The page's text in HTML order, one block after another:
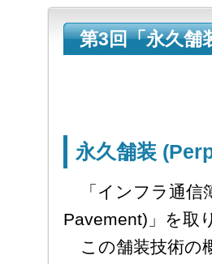
第3回「永久
永久舗装
「インフラ通信
Pavement)」を取
この舗装技術の